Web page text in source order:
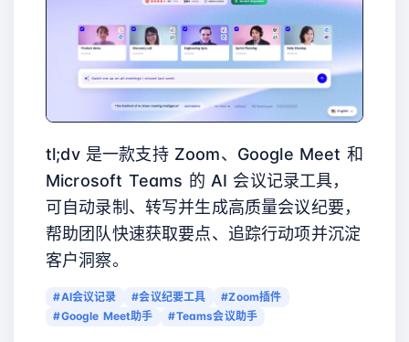
tl;dv 是一款支持 Zoom、Google Meet 和
Microsoft Teams 的 AI 会议记录工具，
可自动录制、转写并生成高质量会议纪要，
帮助团队快速获取要点、追踪行动项并沉淀
客户洞察。
#AI会议记录 #会议纪要工具
#Zoom插件
#Google Meet助手
#Teams会议助手